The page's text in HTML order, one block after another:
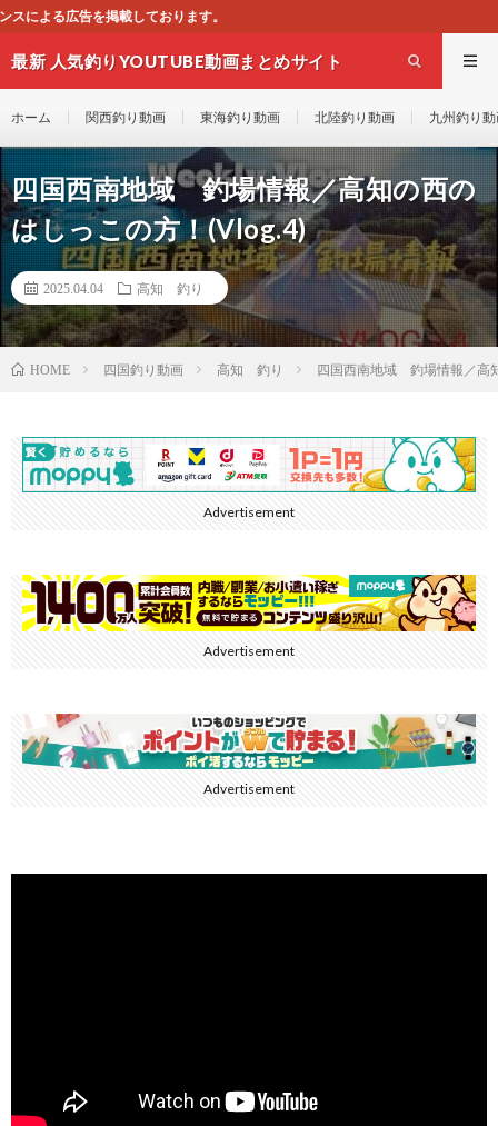
最新 人気釣りYOUTUBE動画まとめサイト
ホーム 関西釣り動画 東海釣り動画 北陸釣り動画 九州釣り
四国西南地域 釣場情報／高知の西の
はしっこの方！(Vlog.4)
2025.04.04 高知 釣り
HOME 四国釣り動画 高知 釣り 四国西南地域 釣場情報／高
Advertisement
Advertisement
Advertisement